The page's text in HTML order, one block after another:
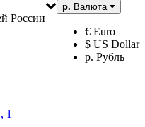
р. Валюта
€ Euro
$ US Dollar
р. Рубль
России
1